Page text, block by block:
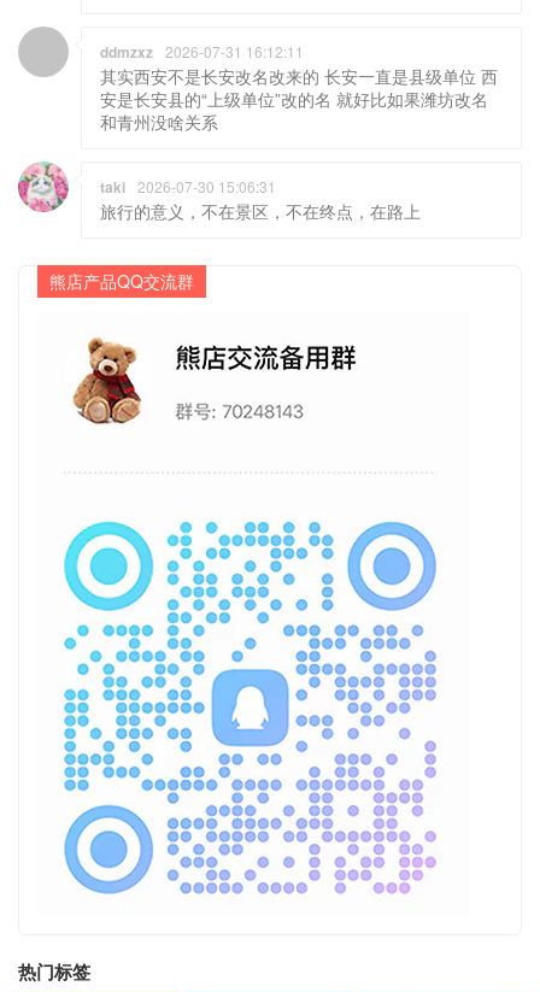
ddmzxz 2026-07-31 16:12:11
其实西安不是长安改名改来的 长安一直是县级单位 西
安是长安县的“上级单位”改的名 就好比如果潍坊改名
和青州没啥关系
taki 2026-07-30 15:06:31
旅行的意义，不在景区，不在终点，在路上
熊店产品QQ交流群
热门标签